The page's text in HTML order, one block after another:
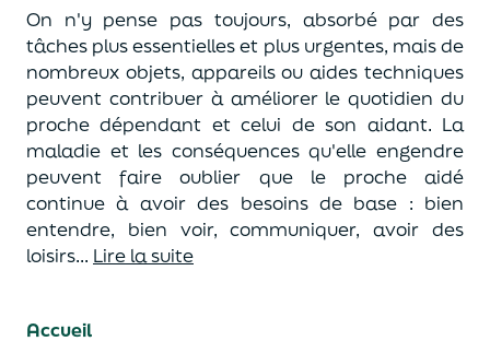
On n'y pense pas toujours, absorbé par des
tâches plus essentielles et plus urgentes, mais de
nombreux objets, appareils ou aides techniques
peuvent contribuer à améliorer le quotidien du
proche dépendant et celui de son aidant. La
maladie et les conséquences qu'elle engendre
peuvent faire oublier que le proche aidé
continue à avoir des besoins de base : bien
entendre, bien voir, communiquer, avoir des
loisirs... Lire la suite
Accueil